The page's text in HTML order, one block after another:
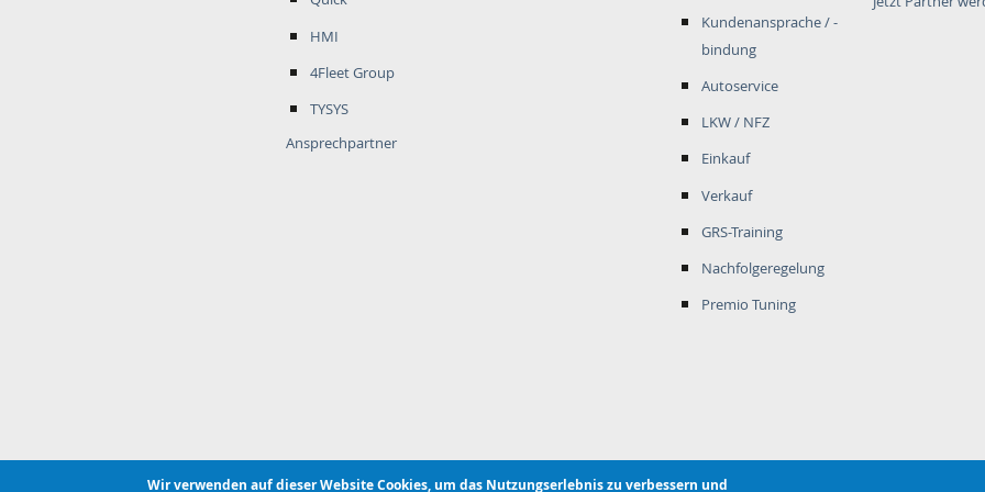
HMI
4Fleet Group
TYSYS
Ansprechpartner
Kundenansprache / -
bindung
Autoservice
LKW / NFZ
Einkauf
Verkauf
GRS-Training
Nachfolgeregelung
Premio Tuning
Wir verwenden auf dieser Website Cookies, um das Nutzungserlebnis zu verbessern und